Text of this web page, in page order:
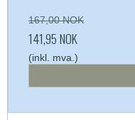
167,00 NOK
141,95 NOK
(inkl. mva.)